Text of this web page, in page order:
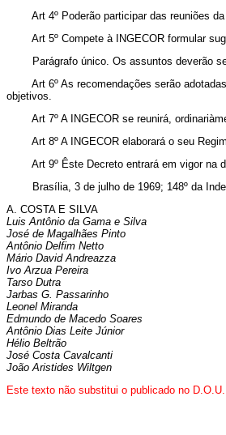
Art 4º Poderão participar das reuniões da
Art 5º Compete à INGECOR formular
Parágrafo único. Os assuntos deverão ser
Art 6º As recomendações serão adotadas
objetivos.
Art 7º A INGECOR se reunirá,
Art 8º A INGECOR elaborará o seu
Art 9º Êste Decreto entrará em vigor na
Brasília, 3 de julho de 1969; 148º da
A. COSTA E SILVA
Luis Antônio da Gama e Silva
José de Magalhães Pinto
Antônio Delfim Netto
Mário David Andreazza
Ivo Arzua Pereira
Tarso Dutra
Jarbas G. Passarinho
Leonel Miranda
Edmundo de Macedo Soares
Antônio Dias Leite Júnior
Hélio Beltrão
José Costa Cavalcanti
João Aristides Wiltgen
Este texto não substitui o publicado no